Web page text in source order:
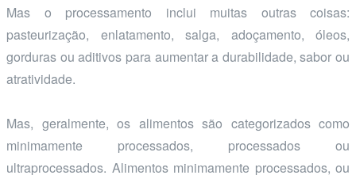
Mas o processamento inclui muitas outras coisas:
pasteurização, enlatamento, salga, adoçamento, óleos,
gorduras ou aditivos para aumentar a durabilidade, sabor ou
atratividade.
Mas, geralmente, os alimentos são categorizados como
minimamente processados, processados ou
ultraprocessados. Alimentos minimamente processados, ou